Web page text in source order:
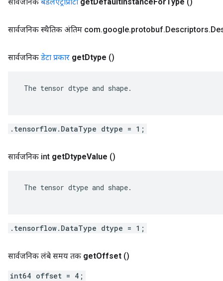
सार्वजनिक स्थैतिक अंतिम com.google.protobuf.Descriptors.
सार्वजनिक डेटा प्रकार getDtype ()
The tensor dtype and shape.
.tensorflow.DataType dtype = 1;
सार्वजनिक int getDtypeValue ()
The tensor dtype and shape.
.tensorflow.DataType dtype = 1;
सार्वजनिक लंबे समय तक getOffset ()
int64 offset = 4;